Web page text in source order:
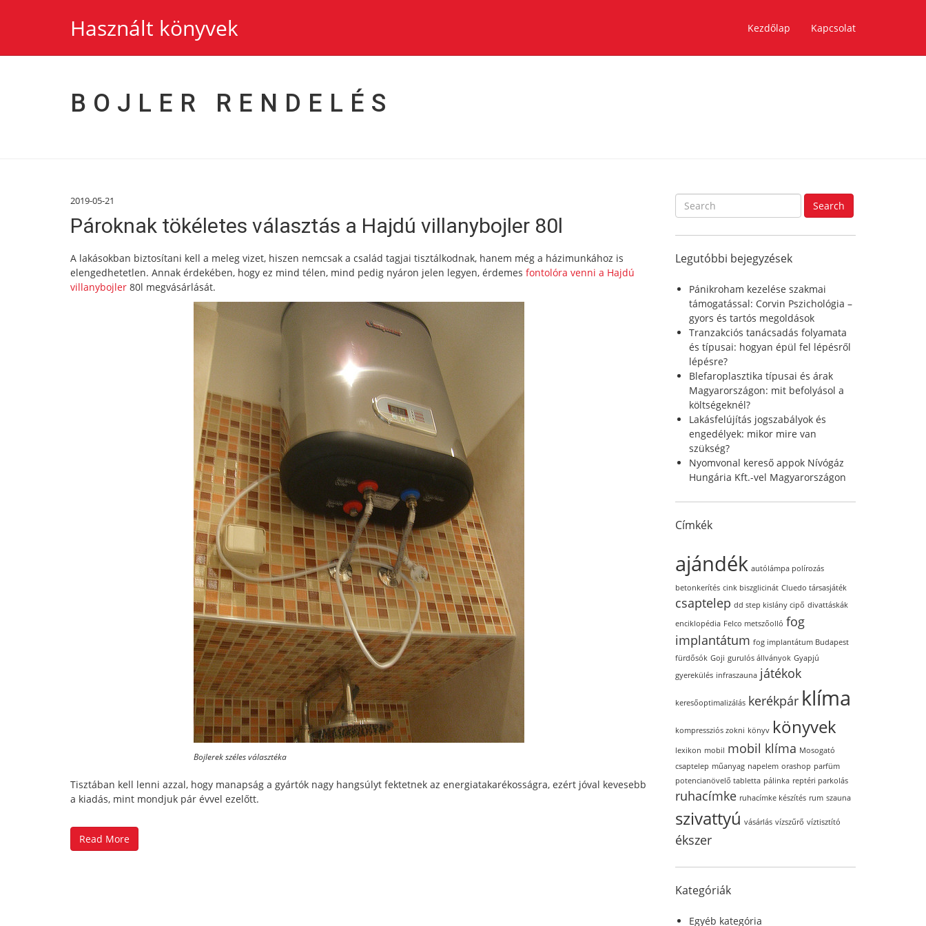
Használt könyvek Kezdőlap Kapcsolat
BOJLER RENDELÉS
2019-05-21
Pároknak tökéletes választás a Hajdú villanybojler 80l
A lakásokban biztosítani kell a meleg vizet, hiszen nemcsak a család tagjai tisztálkodnak, hanem még a házimunkához is
elengedhetetlen. Annak érdekében, hogy ez mind télen, mind pedig nyáron jelen legyen, érdemes fontolóra venni a Hajdú
villanybojler 80l megvásárlását.
Bojlerek széles választéka
Tisztában kell lenni azzal, hogy manapság a gyártók nagy hangsúlyt fektetnek az energiatakarékosságra, ezért jóval kevesebb
a kiadás, mint mondjuk pár évvel ezelőtt.
Read More
S
e
c
f
Search
Legutóbbi bejegyzések
Pánikroham kezelése szakmai
támogatással: Corvin Pszichológia –
gyors és tartós megoldások
Tranzakciós tanácsadás folyamata
és típusai: hogyan épül fel lépésről
lépésre?
Blefaroplasztika típusai és árak
Magyarországon: mit befolyásol a
költségeknél?
Lakásfelújítás jogszabályok és
engedélyek: mikor mire van
szükség?
Nyomvonal kereső appok Nívógáz
Hungária Kft.-vel Magyarországon
Címkék
ajándék autólámpa polírozás
betonkerítés cink biszglicinát Cluedo társasjáték
csaptelep dd step kislány cipő divattáskák
enciklopédia Felco metszőolló fog
implantátum fog implantátum Budapest
fürdősók Goji gurulós állványok Gyapjú
gyerekülés infraszauna játékok
keresőoptimalizálás kerékpár klíma
kompressziós zokni könyv könyvek
lexikon mobil mobil klíma Mosogató
csaptelep műanyag napelem orashop parfüm
potencianövelő tabletta pálinka reptéri parkolás
ruhacímke ruhacímke készítés rum szauna
szivattyú vásárlás vízszűrő víztisztító
ékszer
Kategóriák
Egyéb kategória